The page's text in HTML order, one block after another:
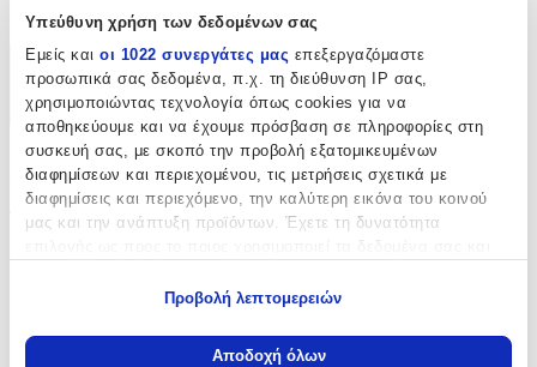
Υπεύθυνη χρήση των δεδομένων σας
Εμείς και οι 1022 συνεργάτες μας επεξεργαζόμαστε
προσωπικά σας δεδομένα, π.χ. τη διεύθυνση IP σας,
χρησιμοποιώντας τεχνολογία όπως cookies για να
αποθηκεύουμε και να έχουμε πρόσβαση σε πληροφορίες στη
συσκευή σας, με σκοπό την προβολή εξατομικευμένων
διαφημίσεων και περιεχομένου, τις μετρήσεις σχετικά με
διαφημίσεις και περιεχόμενο, την καλύτερη εικόνα του κοινού
μας και την ανάπτυξη προϊόντων. Έχετε τη δυνατότητα
Να συλλέξουμε πληροφορίες σχετικά με τη γεωγραφική
Προβολή λεπτομερειών
Αποδοχή όλων
Adar
Χαρακτηριστικά
Χαρακτηριστικά
Τύπος :
Μπρελόκ
Ναι